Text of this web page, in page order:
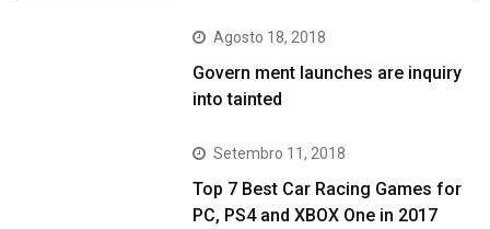
Agosto 18, 2018
Govern ment launches are inquiry
into tainted
Setembro 11, 2018
Top 7 Best Car Racing Games for
PC, PS4 and XBOX One in 2017